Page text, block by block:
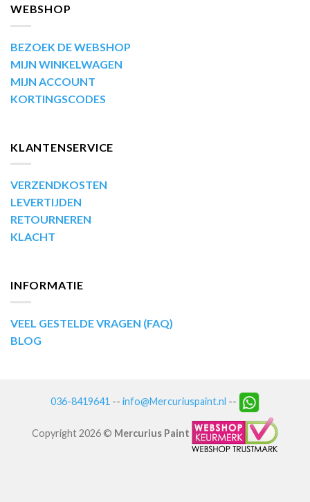
WEBSHOP
BEZOEK DE WEBSHOP
MIJN WINKELWAGEN
MIJN ACCOUNT
KORTINGSCODES
KLANTENSERVICE
VERZENDKOSTEN
LEVERTIJDEN
RETOURNEREN
KLACHT
INFORMATIE
VEEL GESTELDE VRAGEN (FAQ)
BLOG
036-8419641 -- info@Mercuriuspaint.nl --
Copyright 2026 © Mercurius Paint